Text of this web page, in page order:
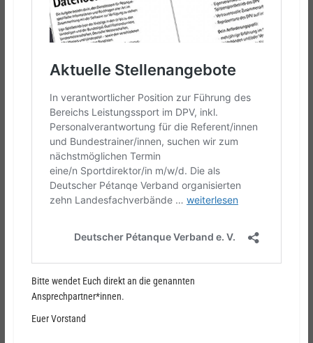
Bitte wendet Euch direkt an die genannten
Ansprechpartner*innen.
Euer Vorstand